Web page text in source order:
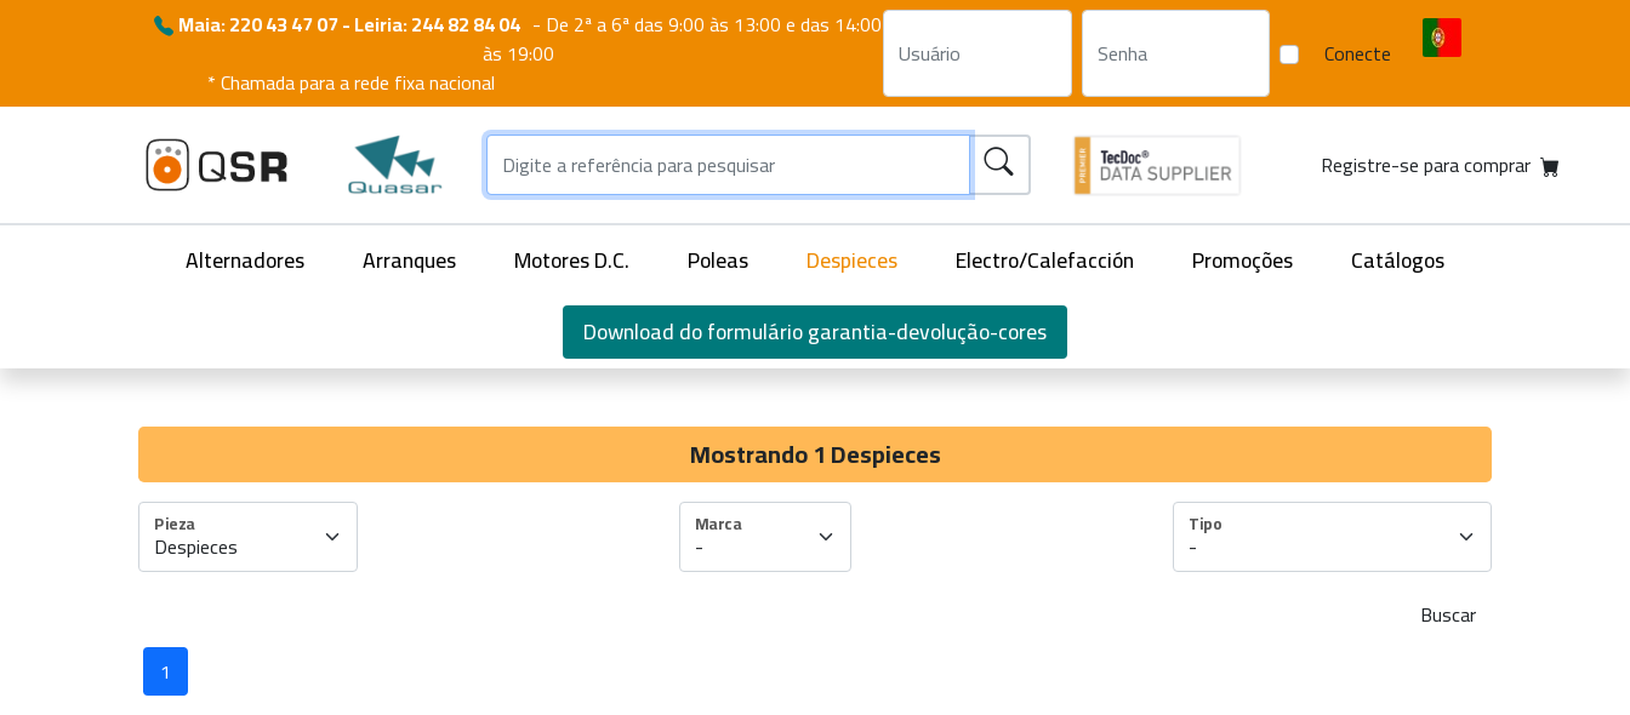
Maia: 220 43 47 07 - Leiria: 244 82 84 04 - De 2ª a 6ª das 9:00 às 13:00 e das 14:00
às 19:00
* Chamada para a rede fixa nacional
Conecte
Registre-se para comprar
Alternadores Arranques Motores D.C. Poleas Despieces Electro/Calefacción Promoções
Catálogos
Download do formulário garantia-devolução-cores
Mostrando 1 Despieces
Pieza Marca Tipo
Buscar
1